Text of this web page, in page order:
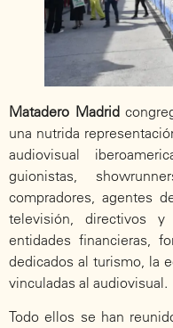
Matadero Madrid
una nutrida
audiovisual
guionistas,
compradores, agentes
televisión, directivos
entidades financieras,
dedicados al turismo, la
vinculadas al audiovisual.
Todo ellos se han